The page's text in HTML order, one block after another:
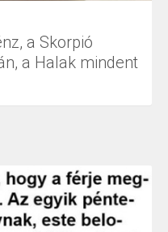
a Skorpió
a Halak mindent